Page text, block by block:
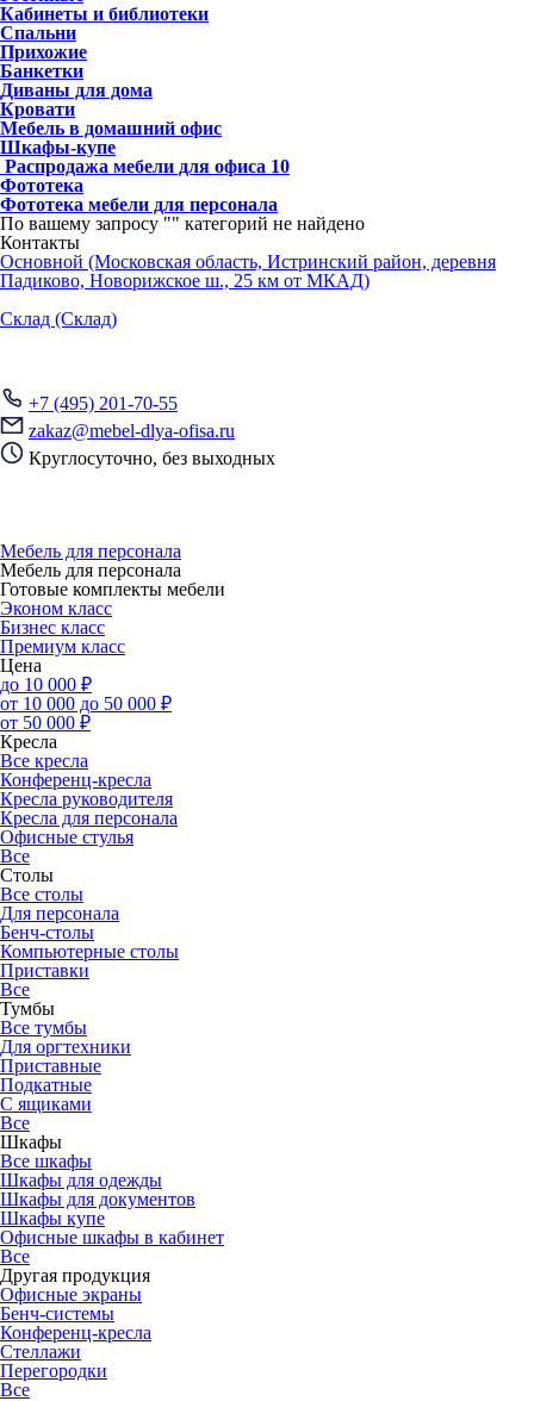
Кабинеты и библиотеки
Спальни
Прихожие
Банкетки
Диваны для дома
Кровати
Мебель в домашний офис
Шкафы-купе
Распродажа мебели для офиса 10
Фототека
Фототека мебели для персонала
По вашему запросу "" категорий не найдено
Контакты
Основной (Московская область, Истринский район, деревня
Падиково, Новорижское ш., 25 км от МКАД)
Склад (Склад)
+7 (495) 201-70-55
zakaz@mebel-dlya-ofisa.ru
Круглосуточно, без выходных
Мебель для персонала
Мебель для персонала
Готовые комплекты мебели
Эконом класс
Бизнес класс
Премиум класс
Цена
до 10 000 ₽
от 10 000 до 50 000 ₽
от 50 000 ₽
Кресла
Все кресла
Конференц-кресла
Кресла руководителя
Кресла для персонала
Офисные стулья
Все
Столы
Все столы
Для персонала
Бенч-столы
Компьютерные столы
Приставки
Все
Тумбы
Все тумбы
Для оргтехники
Приставные
Подкатные
С ящиками
Все
Шкафы
Все шкафы
Шкафы для одежды
Шкафы для документов
Шкафы купе
Офисные шкафы в кабинет
Все
Другая продукция
Офисные экраны
Бенч-системы
Конференц-кресла
Стеллажи
Перегородки
Все